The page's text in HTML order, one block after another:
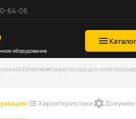
64-06
оборудование
Ethernet Коммутаторы для
Характеристики